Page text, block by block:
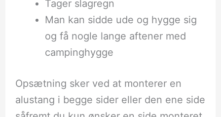
Tager slagregn
Man kan sidde ude og hygge sig
og få nogle lange aftener med
campinghygge
Opsætning sker ved at monterer en
alustang i begge sider eller den ene side